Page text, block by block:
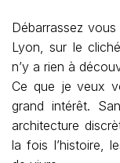
Débarrassez
Lyon, sur le
n’y a rien à
Ce que je veux
grand intérêt.
architecture
la fois l’histoire,